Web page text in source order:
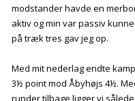
modstander havde en
aktiv og min var passiv
på træk tres gav jeg op.
Med mit nederlag endte
3½ point mod Åbyhøjs 4½.
runder tilbage ligger vi